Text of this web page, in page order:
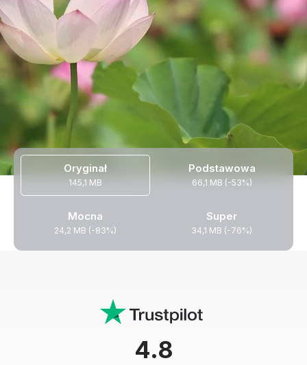
Oryginał
145,1 MB
Podstawowa
66,1 MB (-53%)
Mocna
24,2 MB (-83%)
Super
34,1 MB (-76%)
4.8